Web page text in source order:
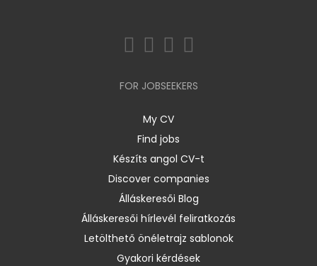
FOR JOBSEEKERS
My CV
Find jobs
Készíts angol CV-t
Discover companies
Álláskeresői Blog
Álláskeresői hírlevél feliratkozás
Letölthető önéletrajz sablonok
Gyakori kérdések